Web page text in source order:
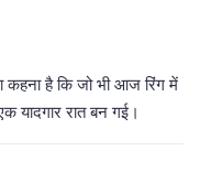
कहना है कि जो भी आज रिंग में
यादगार रात बन गई।